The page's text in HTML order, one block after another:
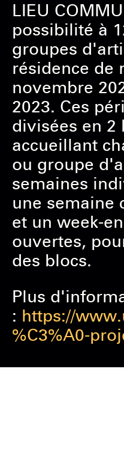
LIEU
possibilité à
groupes
résidence de
novembre
2023. Ces
divisées en 2
accueillant
ou groupe
semaines
une semaine
et un week-
ouvertes,
des blocs.
Plus
: https://
%C3%A0-